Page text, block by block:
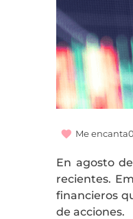
Me encanta0
En agosto
recientes.
financieros
de acciones.